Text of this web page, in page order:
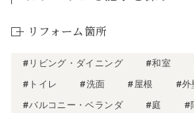
リフォーム箇所
#リビング・ダイニング #和室
#トイレ
#洗面 #屋根 #外
#バルコニー・ベランダ
#庭 #